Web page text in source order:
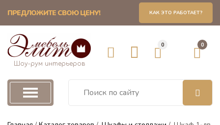
ПРЕДЛОЖИТЕ СВОЮ ЦЕНУ! КАК ЭТО РАБОТАЕТ?
0 0
Шоу-рум интерьеров
и стеллажи
купе
распашные